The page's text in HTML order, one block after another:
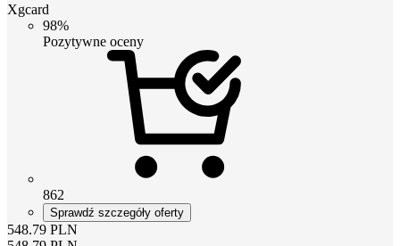
Xgcard
98%
Pozytywne oceny
862
Sprawdź szczegóły oferty
548.79 PLN